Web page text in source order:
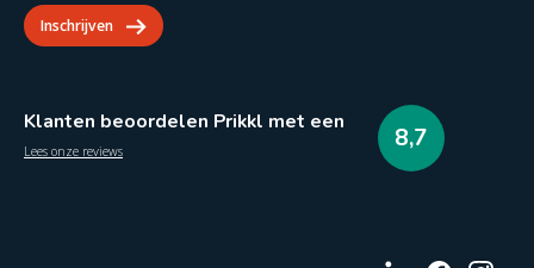
Inschrijven
Klanten beoordelen Prikkl met een
Lees onze reviews 8,7